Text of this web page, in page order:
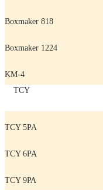
Boxmaker 818
Boxmaker 1224
KM-4
TCY
TCY 5PA
TCY 6PA
TCY 9РА